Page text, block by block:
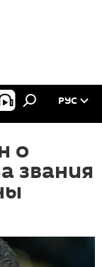
РУС
о
звания